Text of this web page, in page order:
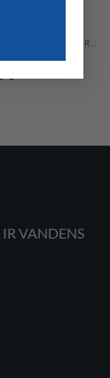
jungtis
VANDENS